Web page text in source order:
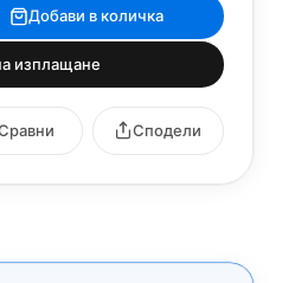
Добави в количка
изплащане
Сподели